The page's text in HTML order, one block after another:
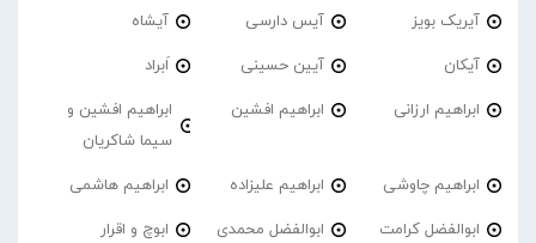
آیریک بویز آیس دارسی آیشاه
آیکان آیین حسینی اَبراد
ابراهیم ارزانی ابراهیم افشین
ابراهیم افشین و
سیما شاکریان
ابراهیم چاوشی ابراهیم علیزاده ابراهیم هاشمی
ابوالفضل کرامت ابوالفضل محمدی ابوچ و اقرار